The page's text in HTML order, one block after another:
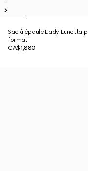
Sac à épaule Lady Lunetta
format
CA$1,880